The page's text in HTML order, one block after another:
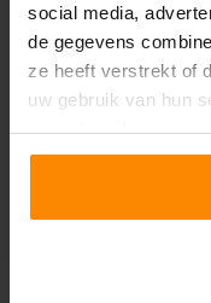
social media,
de gegevens
ze heeft verstrekt of
uw gebruik van hun
accepteren!